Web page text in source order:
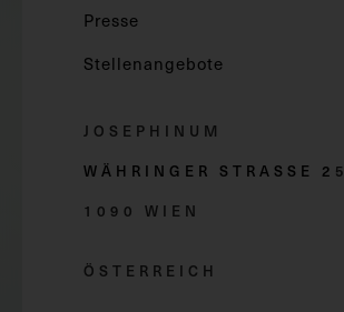
Presse
Stellenangebote
JOSEPHINUM
WÄHRINGER STRASSE 2 5
1090 WIEN
ÖSTERREICH